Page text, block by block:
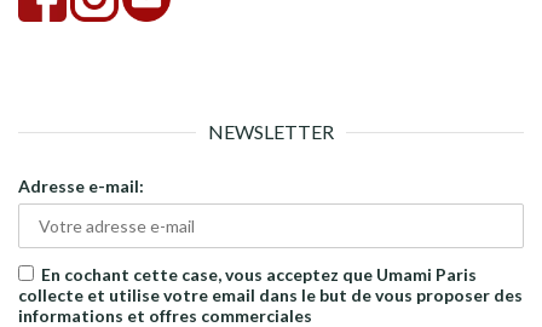
NEWSLETTER
Adresse e-mail:
En cochant cette case, vous acceptez que Umami Paris
collecte et utilise votre email dans le but de vous proposer des
informations et offres commerciales